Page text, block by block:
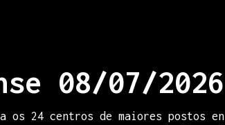
08/07/2026
os 24 centros de maiores postos en